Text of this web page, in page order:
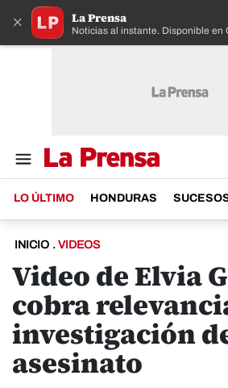
× La Prensa
Noticias al instante. Disponible en
LO ÚLTIMO HONDURAS
INICIO . VIDEOS
Video de Elvia
cobra
investigación
asesinato